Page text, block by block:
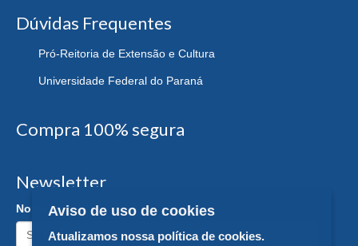
Dúvidas Frequentes
Pró-Reitoria de Extensão e Cultura
Universidade Federal do Paraná
Compra 100% segura
Newsletter
Nome:Aviso de uso de cookies
Atualizamos nossa política de cookies.